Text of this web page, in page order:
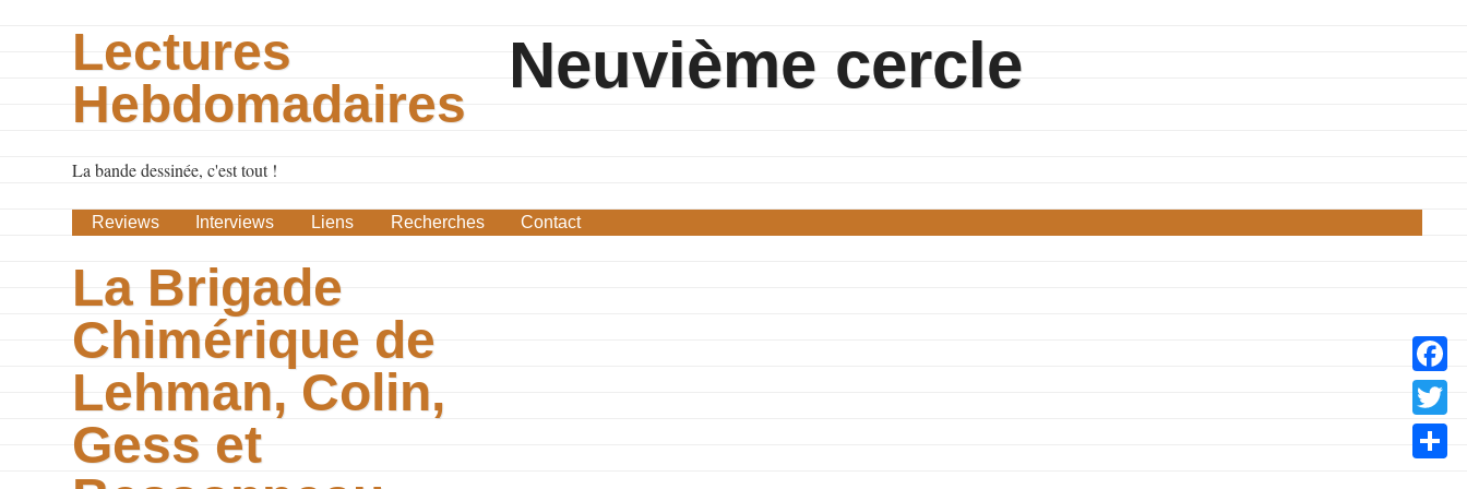
Lectures
Hebdomadaires
La bande dessinée, c'est tout !
Neuvième cercle
Reviews Interviews Liens Recherches Contact
La Brigade
Chimérique de
Lehman, Colin,
Gess et
Twitter